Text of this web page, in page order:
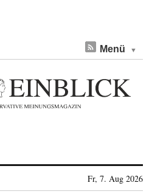
Menü
Fr, 7. Aug 2026